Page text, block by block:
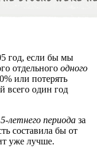
год, если бы мы
отдельного одного
или потерять
всего один год
5-летнего периода за
составила бы от
уже лучше.